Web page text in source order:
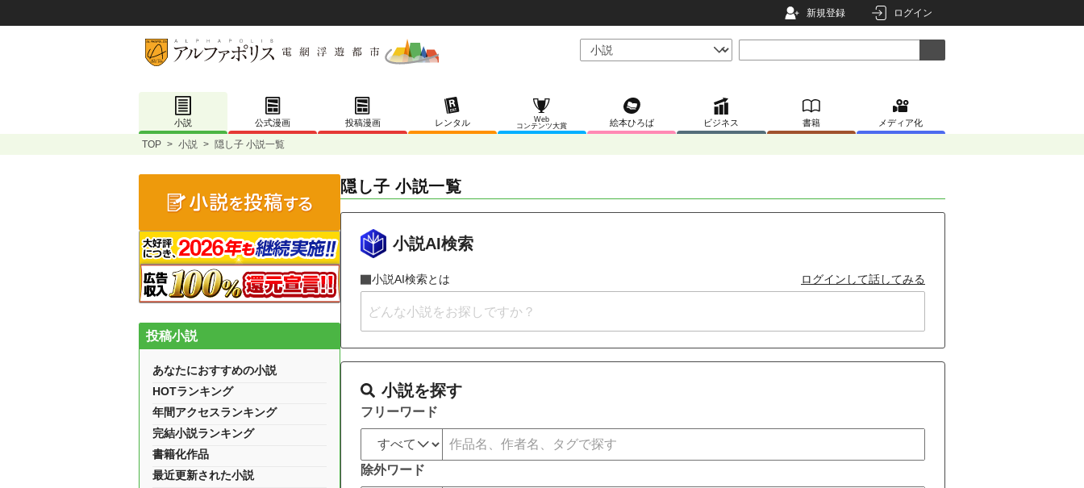
新規登録 ログイン
小説 公式漫画 投稿漫画 レンタル
Web
コンテンツ大賞
絵本ひろば ビジネス 書籍 メディア化
TOP > 小説 > 隠し子 小説一覧
隠し子 小説一覧
小説AI検索
小説AI検索とは ログインして話してみる
小説を探す
フリーワード
除外ワード
投稿小説
あなたにおすすめの小説
HOTランキング
年間アクセスランキング
完結小説ランキング
書籍化作品
最近更新された小説